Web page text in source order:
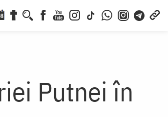
Putnei în